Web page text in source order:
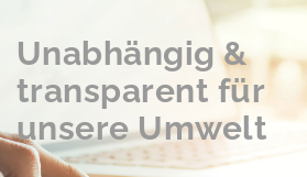
GUnabhängig &
transparent für
unsere Umwelt